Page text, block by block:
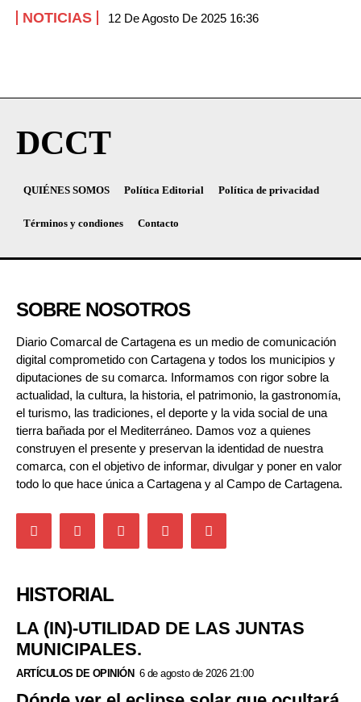
NOTICIAS 12 De Agosto De 2025 16:36
DCCT
QUIÉNES SOMOS Política Editorial Política de privacidad
Términos y condiones Contacto
SOBRE NOSOTROS
Diario Comarcal de Cartagena es un medio de comunicación
digital comprometido con Cartagena y todos los municipios y
diputaciones de su comarca. Informamos con rigor sobre la
actualidad, la cultura, la historia, el patrimonio, la gastronomía,
el turismo, las tradiciones, el deporte y la vida social de una
tierra bañada por el Mediterráneo. Damos voz a quienes
construyen el presente y preservan la identidad de nuestra
comarca, con el objetivo de informar, divulgar y poner en valor
todo lo que hace única a Cartagena y al Campo de Cartagena.
HISTORIAL
LA (IN)-UTILIDAD DE LAS JUNTAS
MUNICIPALES.
ARTÍCULOS DE OPINIÓN 6 de agosto de 2026 21:00